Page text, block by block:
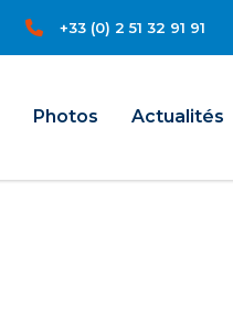
+33 (0) 2 51 32 91 91
Photos Actualités